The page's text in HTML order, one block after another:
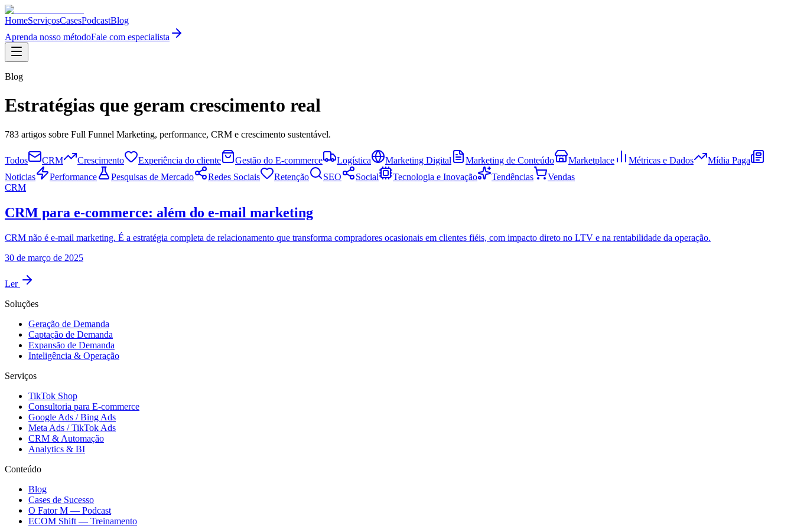
HomeServiçosCasesPodcastBlog
Aprenda nosso métodoFale com especialista
Blog
Estratégias que geram crescimento real
783 artigos sobre Full Funnel Marketing, performance, CRM e crescimento sustentável.
Todos CRM Crescimento Experiência do cliente Gestão do E-commerce Logística Marketing Digital Marketing de Conteúdo Marketplace Métricas e Dados
Mídia Paga
Noticias
Performance Pesquisas de Mercado Redes Sociais Retenção SEO Social Tecnologia e Inovação Tendências
Vendas
CRM
CRM para e-commerce: além do e-mail marketing
CRM não é e-mail marketing. É a estratégia completa de relacionamento que transforma compradores ocasionais em clientes fiéis, com impacto direto no LTV e na rentabilidade da operação.
30 de março de 2025
Ler
Soluções
Geração de Demanda
Captação de Demanda
Expansão de Demanda
Inteligência & Operação
Serviços
TikTok Shop
Consultoria para E-commerce
Google Ads / Bing Ads
Meta Ads / TikTok Ads
CRM & Automação
Analytics & BI
Conteúdo
Blog
Cases de Sucesso
O Fator M — Podcast
ECOM Shift — Treinamento